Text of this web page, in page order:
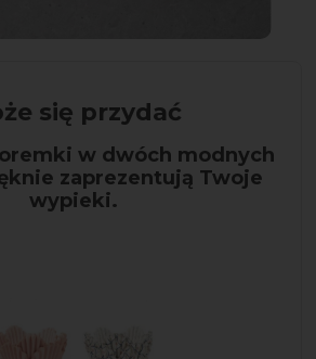
się przydać
w dwóch modnych
zaprezentują Twoje
wypieki.